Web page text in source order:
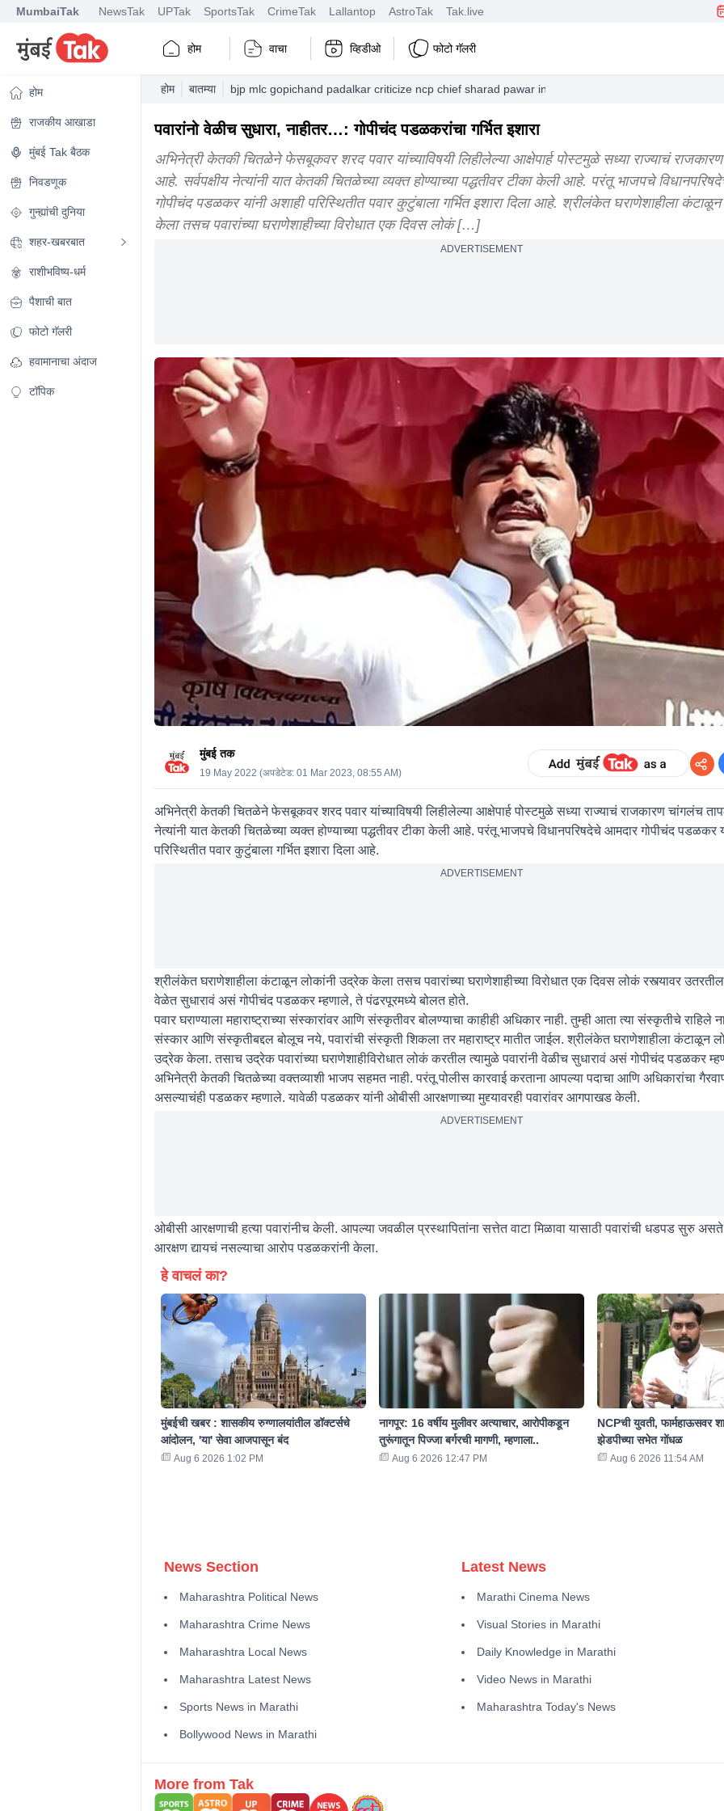
MumbaiTak NewsTak UPTak SportsTak CrimeTak Lallantop AstroTak Tak.live
होम वाचा व्हिडीओ फोटो गॅलरी
होम
राजकीय आखाडा
मुंबई Tak बैठक
निवडणूक
गुन्ह्यांची दुनिया
शहर-खबरबात
राशीभविष्य-धर्म
पैशाची बात
फोटो गॅलरी
हवामानाचा अंदाज
टॉपिक
होम बातम्या bjp mlc gopichand padalkar criticize ncp chief sharad pawar in pandharpur
पवारांनो वेळीच सुधारा, नाहीतर…: गोपीचंद पडळकरांचा गर्भित इशारा
अभिनेत्री केतकी चितळेने फेसबूकवर शरद पवार यांच्याविषयी लिहीलेल्या आक्षेपार्ह पोस्टमुळे सध्या राज्याचं
आहे. सर्वपक्षीय नेत्यांनी यात केतकी चितळेच्या व्यक्त होण्याच्या पद्धतीवर टीका केली आहे. परंतू भाजपचे
गोपीचंद पडळकर यांनी अशाही परिस्थितीत पवार कुटुंबाला गर्भित इशारा दिला आहे. श्रीलंकेत घराणेशाहीला
केला तसच पवारांच्या घराणेशाहीच्या विरोधात एक दिवस लोकं […]
ADVERTISEMENT
मुंबई तक
19 May 2022 (अपडेटेड: 01 Mar 2023, 08:55 AM)
अभिनेत्री केतकी चितळेने फेसबूकवर शरद पवार यांच्याविषयी लिहीलेल्या आक्षेपार्ह पोस्टमुळे सध्या राज्याचं राजकारण चांगलंच
नेत्यांनी यात केतकी चितळेच्या व्यक्त होण्याच्या पद्धतीवर टीका केली आहे. परंतू भाजपचे विधानपरिषदेचे आमदार गोपीचंद पडळकर
परिस्थितीत पवार कुटुंबाला गर्भित इशारा दिला आहे.
ADVERTISEMENT
श्रीलंकेत घराणेशाहीला कंटाळून लोकांनी उद्रेक केला तसच पवारांच्या घराणेशाहीच्या विरोधात एक दिवस लोकं रस्त्यावर उतरतील.
वेळेत सुधारावं असं गोपीचंद पडळकर म्हणाले, ते पंढरपूरमध्ये बोलत होते.
पवार घराण्याला महाराष्ट्राच्या संस्कारांवर आणि संस्कृतीवर बोलण्याचा काहीही अधिकार नाही. तुम्ही आता त्या संस्कृतीचे राहिले
संस्कार आणि संस्कृतीबद्दल बोलूच नये, पवारांची संस्कृती शिकला तर महाराष्ट्र मातीत जाईल. श्रीलंकेत घराणेशाहीला कंटाळून
उद्रेक केला. तसाच उद्रेक पवारांच्या घराणेशाहीविरोधात लोकं करतील त्यामुळे पवारांनी वेळीच सुधारावं असं गोपीचंद पडळकर
अभिनेत्री केतकी चितळेच्या वक्तव्याशी भाजप सहमत नाही. परंतू पोलीस कारवाई करताना आपल्या पदाचा आणि अधिकारांचा
असल्याचंही पडळकर म्हणाले. यावेळी पडळकर यांनी ओबीसी आरक्षणाच्या मुद्द्यावरही पवारांवर आगपाखड केली.
ADVERTISEMENT
ओबीसी आरक्षणाची हत्या पवारांनीच केली. आपल्या जवळील प्रस्थापितांना सत्तेत वाटा मिळावा यासाठी पवारांची धडपड सुरु
आरक्षण द्यायचं नसल्याचा आरोप पडळकरांनी केला.
हे वाचलं का?
मुंबईची खबर : शासकीय रुग्णालयांतील डॉक्टर्सचे
आंदोलन, 'या' सेवा आजपासून बंद
Aug 6 2026 1:02 PM
नागपूर: 16 वर्षीय मुलीवर अत्याचार, आरोपीकडून
तुरूंगातून पिज्जा बर्गरची मागणी, म्हणाला..
Aug 6 2026 12:47 PM
NCPची युवती, फार्महाऊसवर
झेडपीच्या सभेत गोंधळ
Aug 6 2026 11:54 AM
News Section
Maharashtra Political News
Maharashtra Crime News
Maharashtra Local News
Maharashtra Latest News
Sports News in Marathi
Bollywood News in Marathi
Latest News
Marathi Cinema News
Visual Stories in Marathi
Daily Knowledge in Marathi
Video News in Marathi
Maharashtra Today's News
More from Tak